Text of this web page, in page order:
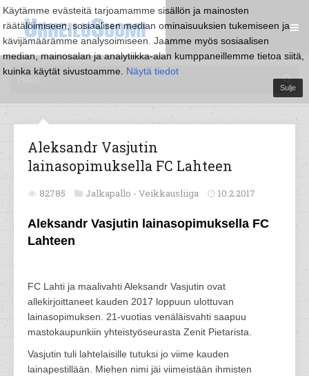
Käytämme evästeitä tarjoamamme sisällön ja mainosten
räätälöimiseen, sosiaalisen median ominaisuuksien tukemiseen ja
kävijämäärämme analysoimiseen. Jaamme myös sosiaalisen
median, mainosalan ja analytiikka-alan kumppaneillemme tietoa siitä,
kuinka käytät sivustoamme. Näytä tiedot
Sulje
Aleksandr Vasjutin
lainasopimuksella FC Lahteen
82785 Jalkapallo - Veikkausliiga 10.2.2017
Aleksandr Vasjutin lainasopimuksella FC
Lahteen
FC Lahti ja maalivahti Aleksandr Vasjutin ovat
allekirjoittaneet kauden 2017 loppuun ulottuvan
lainasopimuksen. 21-vuotias venäläisvahti saapuu
mastokaupunkiin yhteistyöseurasta Zenit Pietarista.
Vasjutin tuli lahtelaisille tutuksi jo viime kauden
lainapestillään. Miehen nimi jäi viimeistään ihmisten